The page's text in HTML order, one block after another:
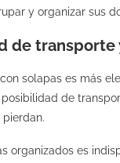
y organizar sus
de transporte
solapas es más
de
pierdan.
organizados es